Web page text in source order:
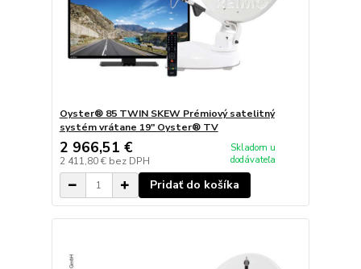
Oyster® 85 TWIN SKEW Prémiový satelitný
systém vrátane 19" Oyster® TV
2 966,51 €
2 411,80 € bez DPH
Skladom u
dodávateľa
Pridať do košíka